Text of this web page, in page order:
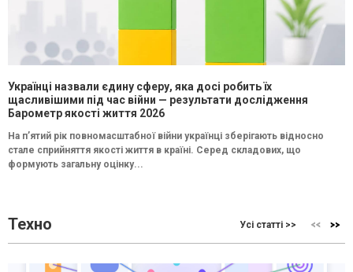
Українці назвали єдину сферу, яка досі робить їх
щасливішими під час війни — результати дослідження
Барометр якості життя 2026
На п’ятий рік повномасштабної війни українці зберігають відносно
стале сприйняття якості життя в країні. Серед складових, що
формують загальну оцінку...
Техно Усі статті >>